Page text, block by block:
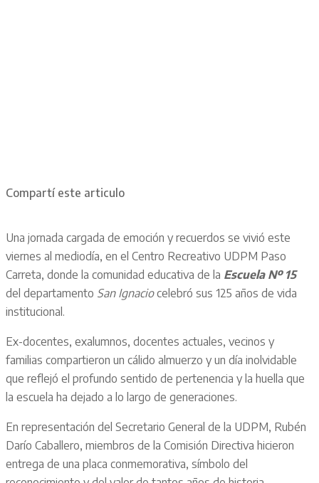
Compartí este articulo
Una jornada cargada de emoción y recuerdos se vivió este
viernes al mediodía, en el Centro Recreativo UDPM Paso
Carreta, donde la comunidad educativa de la Escuela Nº 15
del departamento San Ignaciocelebró sus 125 años de vida
institucional.
Ex-docentes, exalumnos, docentes actuales, vecinos y
familias compartieron un cálido almuerzo y un día inolvidable
que reflejó el profundo sentido de pertenencia y la huella que
la escuela ha dejado a lo largo de generaciones.
En representación del Secretario General de la UDPM, Rubén
Darío Caballero, miembros de la Comisión Directiva hicieron
entrega de una placa conmemorativa, símbolo del